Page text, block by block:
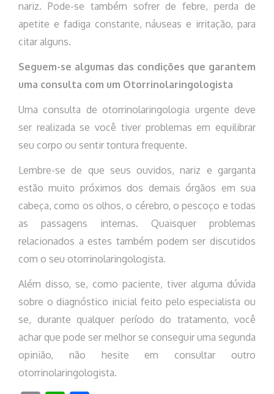
nariz. Pode-se também sofrer de febre, perda de
apetite e fadiga constante, náuseas e irritação, para
citar alguns.
Seguem-se algumas das condições que garantem
uma consulta com um Otorrinolaringologista
Uma consulta de otorrinolaringologia urgente deve
ser realizada se você tiver problemas em equilibrar
seu corpo ou sentir tontura frequente.
Lembre-se de que seus ouvidos, nariz e garganta
estão muito próximos dos demais órgãos em sua
cabeça, como os olhos, o cérebro, o pescoço e todas
as passagens internas. Quaisquer problemas
relacionados a estes também podem ser discutidos
com o seu otorrinolaringologista.
Além disso, se, como paciente, tiver alguma dúvida
sobre o diagnóstico inicial feito pelo especialista ou
se, durante qualquer período do tratamento, você
achar que pode ser melhor se conseguir uma segunda
opinião, não hesite em consultar outro
otorrinolaringologista.